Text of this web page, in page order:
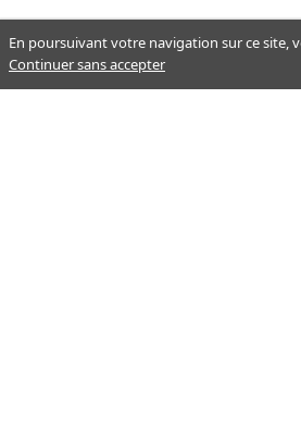
En poursuivant votre navigation sur ce site,
Continuer sans accepter